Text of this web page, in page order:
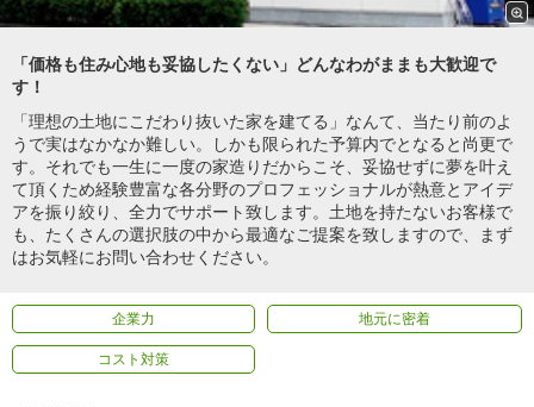
「価格も住み心地も妥協したくない」どんなわがままも大歓迎で
す！
「理想の土地にこだわり抜いた家を建てる」なんて、当たり前のよ
うで実はなかなか難しい。しかも限られた予算内でとなると尚更で
す。それでも一生に一度の家造りだからこそ、妥協せずに夢を叶え
て頂くため経験豊富な各分野のプロフェッショナルが熱意とアイデ
アを振り絞り、全力でサポート致します。土地を持たないお客様で
も、たくさんの選択肢の中から最適なご提案を致しますので、まず
はお気軽にお問い合わせください。
企業力 地元に密着
コスト対策